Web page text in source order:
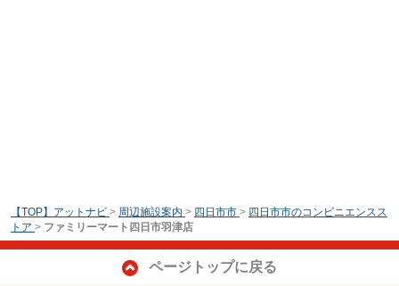
【TOP】アットナビ > 周辺施設案内 > 四日市市 > 四日市市のコンビニエンスス
トア > ファミリーマート四日市羽津店
ページトップに戻る